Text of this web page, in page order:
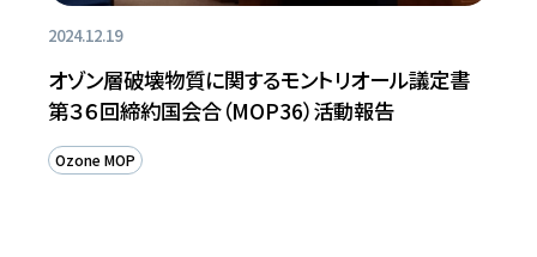
2024.12.19
オゾン層破壊物質に関するモントリオール議定書
第３６回締約国会合（MOP36）活動報告
Ozone MOP